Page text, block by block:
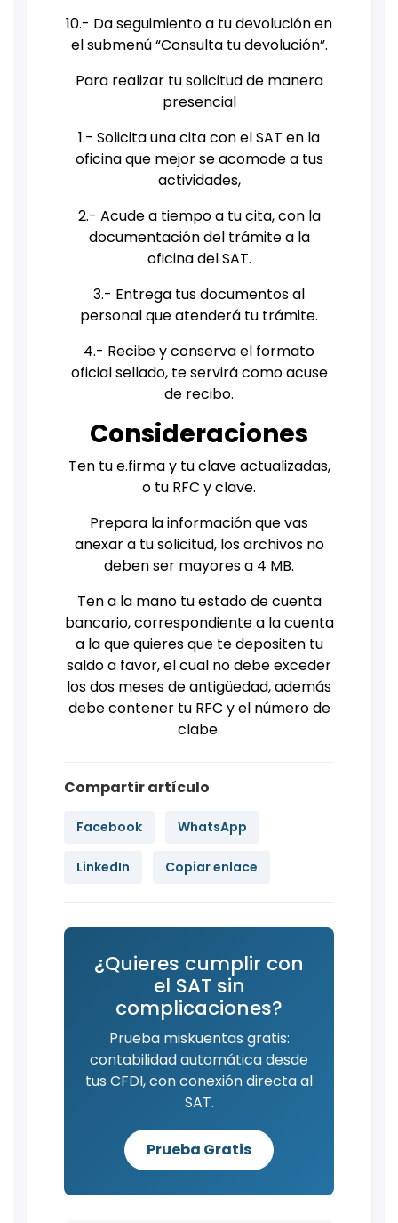
10.- Da seguimiento a tu devolución en
el submenú “Consulta tu devolución”.
Para realizar tu solicitud de manera
presencial
1.- Solicita una cita con el SAT en la
oficina que mejor se acomode a tus
actividades,
2.- Acude a tiempo a tu cita, con la
documentación del trámite a la
oficina del SAT.
3.- Entrega tus documentos al
personal que atenderá tu trámite.
4.- Recibe y conserva el formato
oficial sellado, te servirá como acuse
de recibo.
Consideraciones
Ten tu e.firma y tu clave actualizadas,
o tu RFC y clave.
Prepara la información que vas
anexar a tu solicitud, los archivos no
deben ser mayores a 4 MB.
Ten a la mano tu estado de cuenta
bancario, correspondiente a la cuenta
a la que quieres que te depositen tu
saldo a favor, el cual no debe exceder
los dos meses de antigüedad, además
debe contener tu RFC y el número de
clabe.
Compartir artículo
Facebook WhatsApp
LinkedIn Copiar enlace
¿Quieres cumplir con
el SAT sin
complicaciones?
Prueba miskuentas gratis:
contabilidad automática desde
tus CFDI, con conexión directa al
SAT.
Prueba Gratis